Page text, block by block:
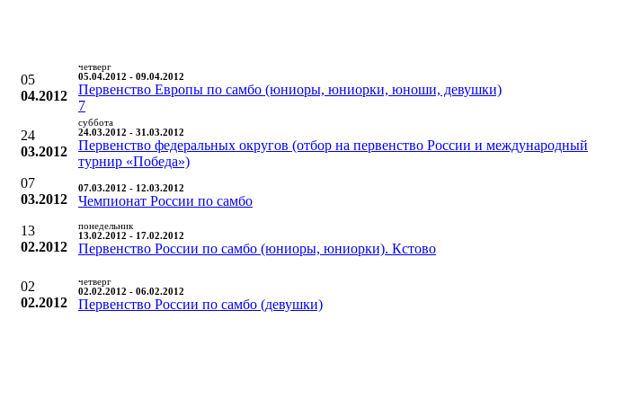
05
04.2012
четверг
05.04.2012 - 09.04.2012
Первенство Европы по самбо (юниоры, юниорки, юноши, девушки)
7
24
03.2012
суббота
24.03.2012 - 31.03.2012
Первенство федеральных округов (отбор на первенство России и международный
турнир «Победа»)
07
03.2012
07.03.2012 - 12.03.2012
Чемпионат России по самбо
13
02.2012
понедельник
13.02.2012 - 17.02.2012
Первенство России по самбо (юниоры, юниорки). Кстово
02
02.2012
четверг
02.02.2012 - 06.02.2012
Первенство России по самбо (девушки)